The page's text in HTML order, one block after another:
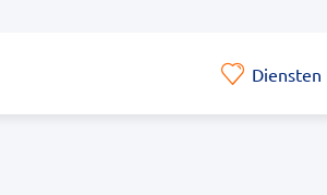
Diensten